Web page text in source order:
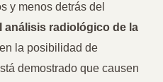
y menos detrás del
análisis radiológico de la
la posibilidad de
demostrado que causen